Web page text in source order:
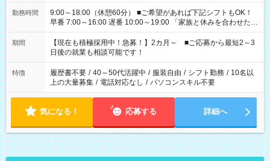
勤務時間
9:00～18:00（休憩60分） ■ご希望があれば下記シフトもOK！
早番 7:00～16:00 遅番 10:00～19:00 「家族と休みを合わせた
い」 「余裕を持って夕飯の準備がしたい」 「できれば残業はし
たくない」 など、ご希望を教えてくださいね。 ※Wワーク希望
の方へ 今ご覧のお仕事で希望する勤務時間と、もう1つのお仕事
の勤務時間。 合計で週40時間を超える場合は応募できません。
期間
【現在も積極採用中！急募！】2カ月～ ■ご応募から最短2～3
日後の就業も相談可能です！
特徴 履歴書不要 / 40～50代活躍中 / 服装自由 / シフト勤務 / 10名以
上の大量募集 / 電話対応なし / パソコンスキル不要
気になる！ 応募する 詳細へ